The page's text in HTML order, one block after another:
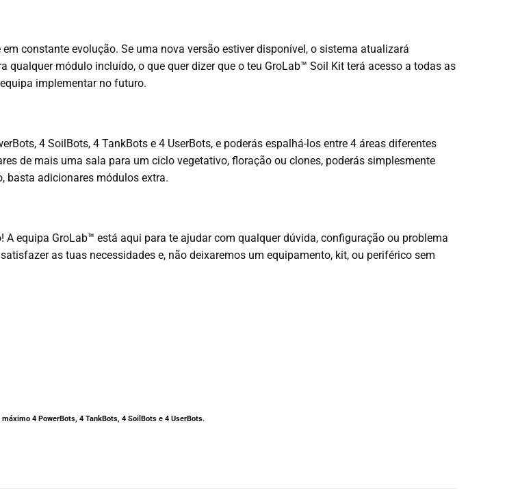
constante evolução. Se uma nova versão estiver disponível, o sistema atualizará
qualquer módulo incluído, o que quer dizer que o teu GroLab™ Soil Kit terá acesso a todas as
implementar no futuro.
4 SoilBots, 4 TankBots e 4 UserBots, e poderás espalhá-los entre 4 áreas diferentes
de mais uma sala para um ciclo vegetativo, floração ou clones, poderás simplesmente
basta adicionares módulos extra.
equipa GroLab™ está aqui para te ajudar com qualquer dúvida, configuração ou problema
as tuas necessidades e, não deixaremos um equipamento, kit, ou periférico sem
4 PowerBots, 4 TankBots, 4 SoilBots e 4 UserBots.